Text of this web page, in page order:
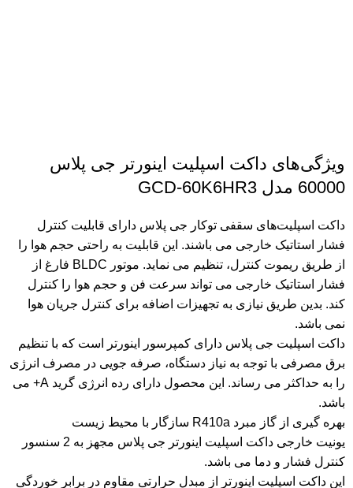
ویژگی‌های داکت اسپلیت اینورتر جی پلاس
60000 مدل GCD-60K6HR3
داکت اسپلیت‌های سقفی توکار جی پلاس دارای قابلیت کنترل
فشار استاتیک خارجی می باشند. این قابلیت به راحتی حجم هوا را
از طریق ریموت کنترل، تنظیم می نماید. موتور BLDC فارغ از
فشار استاتیک خارجی می تواند سرعت فن و حجم هوا را کنترل
کند. بدین طریق نیازی به تجهیزات اضافه برای کنترل جریان هوا
نمی باشد.
داکت اسپلیت جی پلاس دارای کمپرسور اینورتر است که با تنظیم
برق مصرفی با توجه به نیاز دستگاه، صرفه جویی در مصرف انرژی
را به حداکثر می رساند. این محصول دارای رده انرژی گرید A+ می
باشد.
بهره گیری از گاز مبرد R410a سازگار با محیط زیست
یونیت خارجی داکت اسپلیت اینورتر جی پلاس مجهز به 2 سنسور
کنترل فشار و دما می باشد.
این داکت اسپلیت اینورتر از مبدل حرارتی مقاوم در برابر خوردگی